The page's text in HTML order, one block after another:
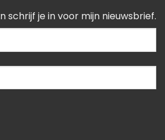
schrijf je in voor mijn nieuwsbrief.